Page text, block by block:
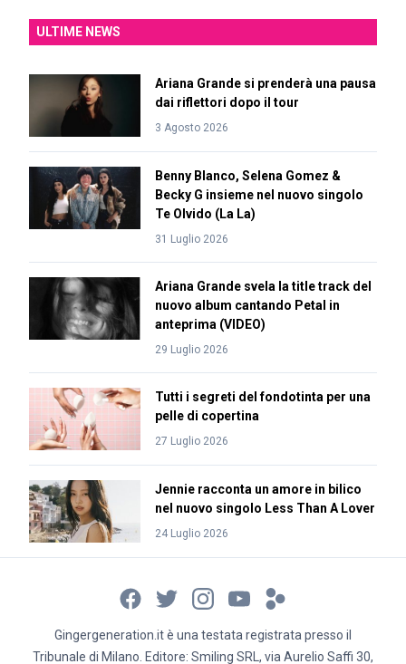
ULTIME NEWS
Ariana Grande si prenderà una pausa
dai riflettori dopo il tour
3 Agosto 2026
Benny Blanco, Selena Gomez &
Becky G insieme nel nuovo singolo
Te Olvido (La La)
31 Luglio 2026
Ariana Grande svela la title track del
nuovo album cantando Petal in
anteprima (VIDEO)
29 Luglio 2026
Tutti i segreti del fondotinta per una
pelle di copertina
27 Luglio 2026
Jennie racconta un amore in bilico
nel nuovo singolo Less Than A Lover
24 Luglio 2026
Gingergeneration.it è una testata registrata presso il
Tribunale di Milano. Editore: Smiling SRL, via Aurelio Saffi 30,